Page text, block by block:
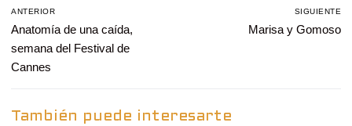
Navegación
de
entradas
ANTERIOR
Entrada
anterior:
Anatomía de una caída,
semana del Festival de
Cannes
SIGUIENTE
Entrada
Marisa y Gomoso
También puede interesarte